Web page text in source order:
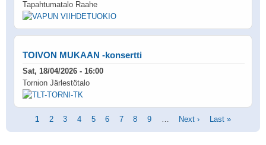
Tapahtumatalo Raahe
TOIVON MUKAAN -konsertti
Sat, 18/04/2026 - 16:00
Tornion Järlestötalo
Pagination
Current
page
1 Page
2 Page
3 Page
4 Page
5 Page
6 Page
7 Page
8 Page
9 …
Next
page
Next ›
Last
page
Last »